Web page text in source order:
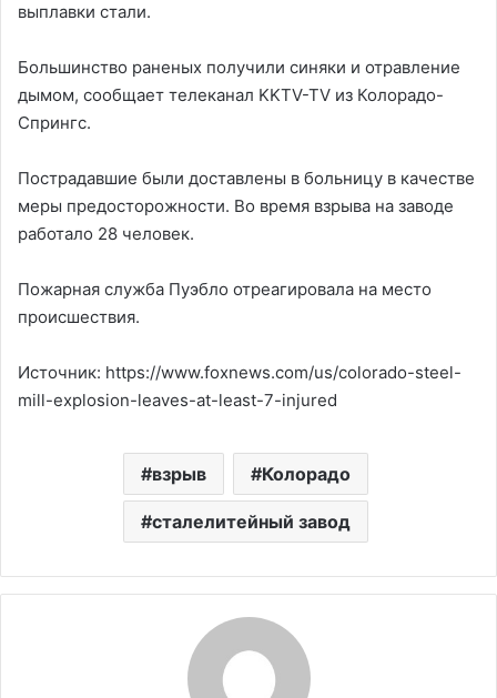
выплавки стали.
Большинство раненых получили синяки и отравление
дымом, сообщает телеканал KKTV-TV из Колорадо-
Спрингс.
Пострадавшие были доставлены в больницу в качестве
меры предосторожности. Во время взрыва на заводе
работало 28 человек.
Пожарная служба Пуэбло отреагировала на место
происшествия.
Источник: https://www.foxnews.com/us/colorado-steel-
mill-explosion-leaves-at-least-7-injured
взрыв Колорадо
сталелитейный завод